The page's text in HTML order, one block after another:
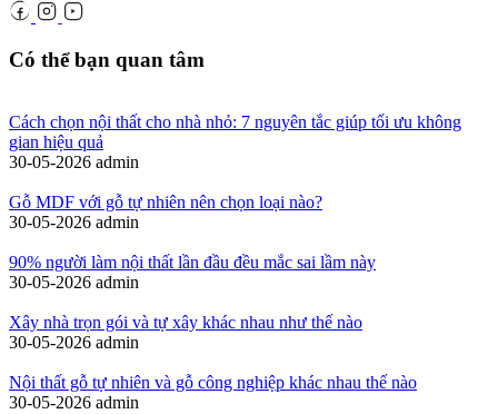
Có thể bạn quan tâm
Cách chọn nội thất cho nhà nhỏ: 7 nguyên tắc giúp tối ưu không
gian hiệu quả
30-05-2026 admin
Gỗ MDF với gỗ tự nhiên nên chọn loại nào?
30-05-2026 admin
90% người làm nội thất lần đầu đều mắc sai lầm này
30-05-2026 admin
Xây nhà trọn gói và tự xây khác nhau như thế nào
30-05-2026 admin
Nội thất gỗ tự nhiên và gỗ công nghiệp khác nhau thế nào
30-05-2026 admin